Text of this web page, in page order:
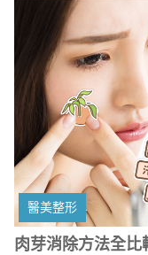
醫美整形
肉芽消除方法全